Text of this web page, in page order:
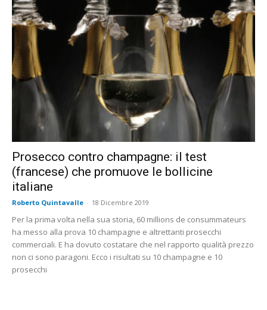
Prosecco contro champagne: il test
(francese) che promuove le bollicine
italiane
Roberto Quintavalle - 18 Dicembre 2019
Per la prima volta nella sua storia, 60 millions de consummateurs
ha messo alla prova 10 champagne e altrettanti prosecchi
commerciali. E ha dovuto costatare che nel rapporto qualità prezzo
non ci sono paragoni. Ecco i risultati su 10 champagne e 10
prosecchi